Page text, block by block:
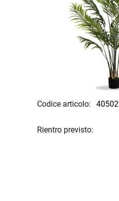
Codice articolo: 40502
Rientro previsto: